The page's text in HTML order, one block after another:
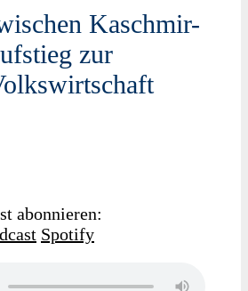
Kaschmir-
zur
abonnieren:
Spotify